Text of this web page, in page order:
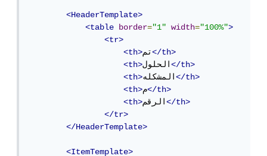
<HeaderTemplate>
<table
border="1" width="100%">
<tr>
<th>تم</th>
<th>الحلول</th>
<th>المشكله</th>
<th>م</th>
<th>الرقم</th>
</tr>
</HeaderTemplate>
<ItemTemplate>